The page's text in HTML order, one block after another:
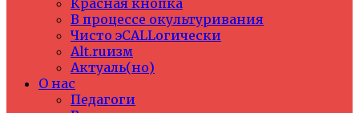
Красная кнопка
В процессе окультуривания
Чисто эCALLогически
Alt.ruизм
Актуаль(но)
О нас
Педагоги